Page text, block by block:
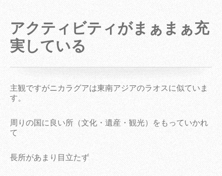
アクティビティがまぁまぁ充
実している
主観ですがニカラグアは東南アジアのラオスに似ていま
す。
周りの国に良い所（文化・遺産・観光）をもっていかれ
て
長所があまり目立たず